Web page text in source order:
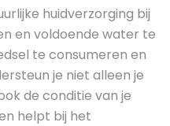
huidverzorging bij
en voldoende water te
te consumeren en
je niet alleen je
de conditie van je
helpt bij het